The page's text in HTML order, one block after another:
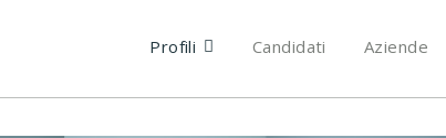
Profili Candidati Aziende